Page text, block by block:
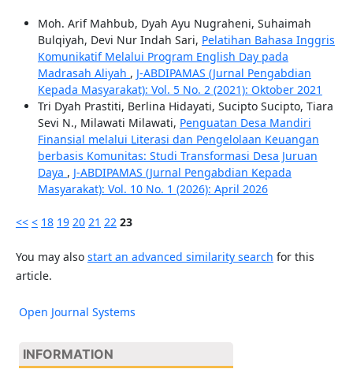
Moh. Arif Mahbub, Dyah Ayu Nugraheni, Suhaimah
Bulqiyah, Devi Nur Indah Sari, Pelatihan Bahasa Inggris
Komunikatif Melalui Program English Day pada
Madrasah Aliyah , J-ABDIPAMAS (Jurnal Pengabdian
Kepada Masyarakat): Vol. 5 No. 2 (2021): Oktober 2021
Tri Dyah Prastiti, Berlina Hidayati, Sucipto Sucipto, Tiara
Sevi N., Milawati Milawati, Penguatan Desa Mandiri
Finansial melalui Literasi dan Pengelolaan Keuangan
berbasis Komunitas: Studi Transformasi Desa Juruan
Daya , J-ABDIPAMAS (Jurnal Pengabdian Kepada
Masyarakat): Vol. 10 No. 1 (2026): April 2026
<< < 18 19 20 21 22 23
You may also start an advanced similarity search for this
article.
Open Journal Systems
INFORMATION